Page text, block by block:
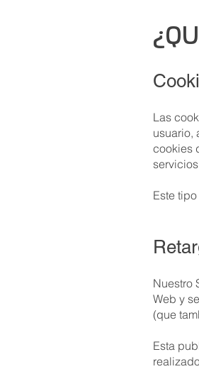
Las
usuario,
cookies
Este
Nuestro
Web y
(que
Esta